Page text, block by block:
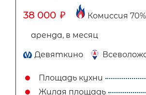
38 000 ₽ Комиссия 70%
аренда, в месяц
Девяткино
Площадь кухни
Жилая площадь